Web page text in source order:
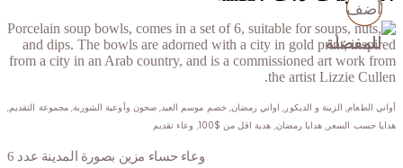
أضف
للمفضلة
أواني الطعام, الزينة و الديكور , اواني رمضان,خصم موسم العيد,صحون وأوعية الشوربة,مجموعة التقديم,
هدايا حسب السعر , هدايا رمضان, هدية اقل من $100 , وعاء تقديم
وعاء حساء مزين بصورة المدينة عدد 6
أضف
للمفضلة
أضف
للمفضلة
أضف
للمفضلة